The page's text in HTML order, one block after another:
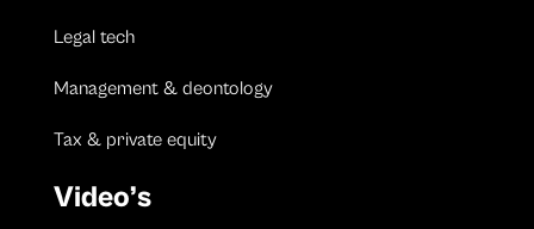
Legal tech
Management & deontology
Tax & private equity
Video’s